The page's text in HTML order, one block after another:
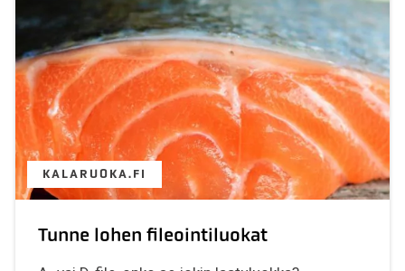
KALARUOKA.FI
Tunne lohen fileointiluokat